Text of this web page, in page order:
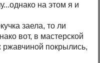
на этом я и
заела, то ли
вот, в мастерской
ржавчиной покрылись,